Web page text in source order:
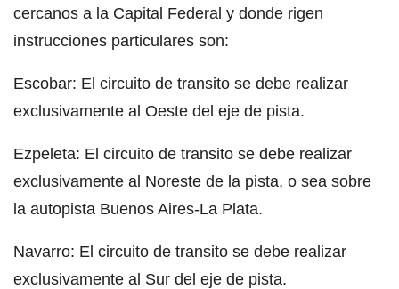
cercanos a la Capital Federal y donde rigen
instrucciones particulares son:
Escobar: El circuito de transito se debe realizar
exclusivamente al Oeste del eje de pista.
Ezpeleta: El circuito de transito se debe realizar
exclusivamente al Noreste de la pista, o sea sobre
la autopista Buenos Aires-La Plata.
Navarro: El circuito de transito se debe realizar
exclusivamente al Sur del eje de pista.